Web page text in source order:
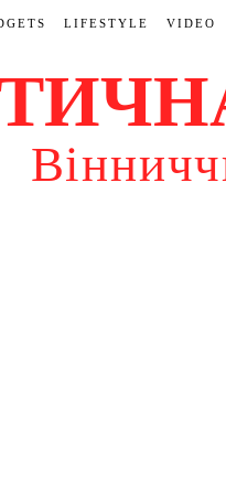
LIFESTYLE VIDEO